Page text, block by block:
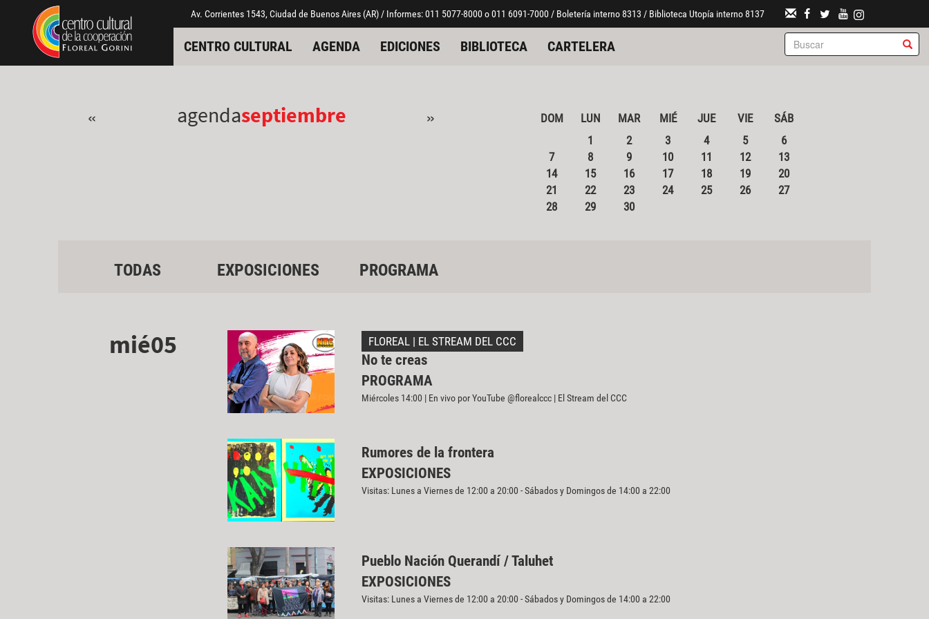
Pasar al contenido principal
Jump to main content Av. Corrientes 1543, Ciudad de Buenos Aires (AR) / Informes: 011 5077-8000 o 011 6091-7000 / Boletería interno 8313 / Biblioteca Utopía interno 8137
CENTRO CULTURAL AGENDA EDICIONES BIBLIOTECA CARTELERA
« agendaseptiembre » DOM LUN MAR MIÉ JUE VIE
SÁB
1
2 3 4 5
6
7
8 9 10 11 12
13
14
15 16 17 18 19
20
21
22 23 24 25 26
27
28
29 30
TODAS EXPOSICIONES PROGRAMA
mié05 FLOREAL | EL STREAM DEL CCC
No te creas
PROGRAMA
Miércoles 14:00 | En vivo por YouTube @florealccc | El Stream del CCC
Rumores de la frontera
EXPOSICIONES
Visitas: Lunes a Viernes de 12:00 a 20:00 - Sábados y Domingos de 14:00 a 22:00
Pueblo Nación Querandí / Taluhet
EXPOSICIONES
Visitas: Lunes a Viernes de 12:00 a 20:00 - Sábados y Domingos de 14:00 a 22:00